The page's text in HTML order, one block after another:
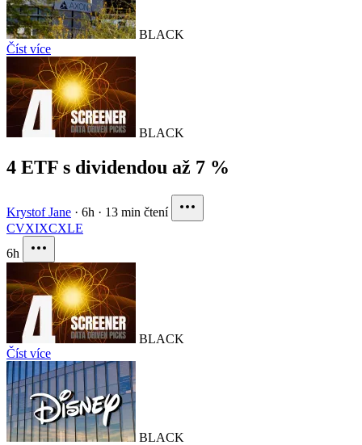
BLACK
Číst více
BLACK
4 ETF s dividendou až 7 %
Krystof Jane · 6h · 13 min čtení
CVXIXCXLE
6h
BLACK
Číst více
BLACK